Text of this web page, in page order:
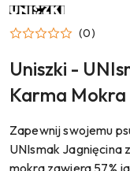
NAZWA
PRODUCENTA:
UNISZKI
(0)
Uniszki -
Karma
Zapewnij swojemu
UNIsmak Jagnięcina
mokra zawiera 57%